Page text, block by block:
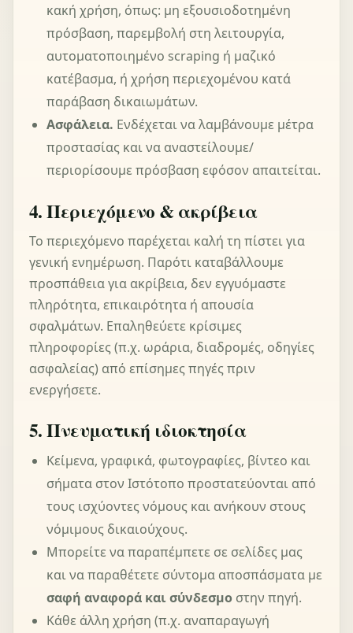
κακή χρήση, όπως: μη εξουσιοδοτημένη
πρόσβαση, παρεμβολή στη λειτουργία,
αυτοματοποιημένο scraping ή μαζικό
κατέβασμα, ή χρήση περιεχομένου κατά
παράβαση δικαιωμάτων.
Ασφάλεια. Ενδέχεται να λαμβάνουμε μέτρα
προστασίας και να αναστείλουμε/
περιορίσουμε πρόσβαση εφόσον απαιτείται.
4. Περιεχόμενο & ακρίβεια
Το περιεχόμενο παρέχεται καλή τη πίστει για
γενική ενημέρωση. Παρότι καταβάλλουμε
προσπάθεια για ακρίβεια, δεν εγγυόμαστε
πληρότητα, επικαιρότητα ή απουσία
σφαλμάτων. Επαληθεύετε κρίσιμες
πληροφορίες (π.χ. ωράρια, διαδρομές, οδηγίες
ασφαλείας) από επίσημες πηγές πριν
ενεργήσετε.
5. Πνευματική ιδιοκτησία
Κείμενα, γραφικά, φωτογραφίες, βίντεο και
σήματα στον Ιστότοπο προστατεύονται από
τους ισχύοντες νόμους και ανήκουν στους
νόμιμους δικαιούχους.
Μπορείτε να παραπέμπετε σε σελίδες μας
και να παραθέτετε σύντομα αποσπάσματα με
σαφή αναφορά και σύνδεσμοστην πηγή.
Κάθε άλλη χρήση (π.χ. αναπαραγωγή